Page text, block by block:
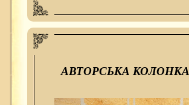
АВТОРСЬКА КОЛОНКА